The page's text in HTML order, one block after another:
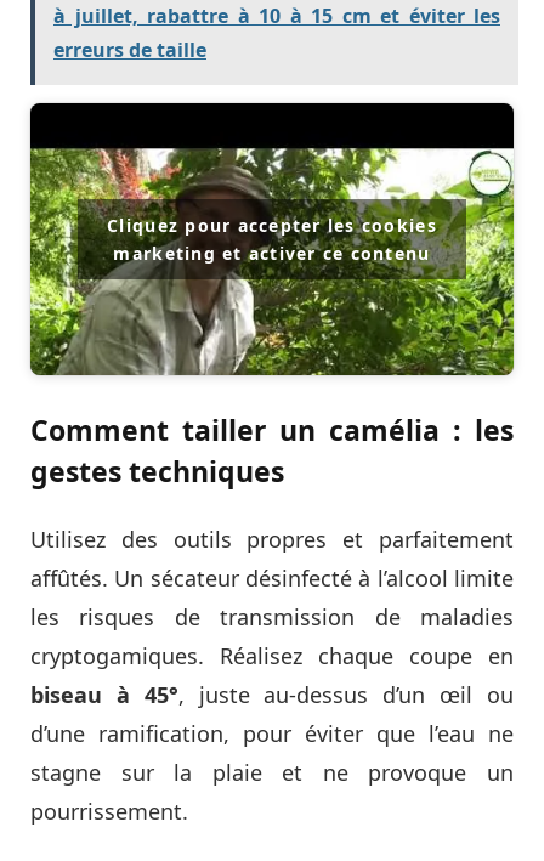
à juillet, rabattre à 10 à 15 cm et éviter les
erreurs de taille
Cliquez pour accepter les cookies
marketing et activer ce contenu
Comment tailler un camélia : les
gestes techniques
Utilisez des outils propres et parfaitement
affûtés. Un sécateur désinfecté à l’alcool limite
les risques de transmission de maladies
cryptogamiques. Réalisez chaque coupe en
biseau à 45°, juste au-dessus d’un œil ou
d’une ramification, pour éviter que l’eau ne
stagne sur la plaie et ne provoque un
pourrissement.